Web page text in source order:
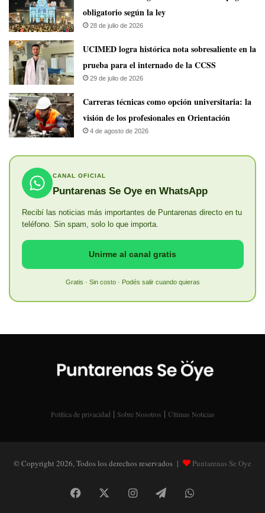
obligatorio según la ley
28 de julio de 2026
UCIMED logra histórica nota sobresaliente en la
prueba para el internado de la CCSS
29 de julio de 2026
Carreras técnicas como opción universitaria: la
visión de los profesionales en Orientación
4 de agosto de 2026
CANAL OFICIAL
Puntarenas Se Oye en WhatsApp
Recibí las noticias más importantes de Puntarenas directo en tu
teléfono. Sin spam, solo lo que importa.
Unirme al canal gratis
Gratis · Sin costo · Podés salir cuando quieras
Política de privacidad | Sobre Nosotros | Últimas Noticias
© Copyright 2026, Todos los derechos reservados | Puntarenas Se Oye
Facebook InstagramTelegramWhatsApp